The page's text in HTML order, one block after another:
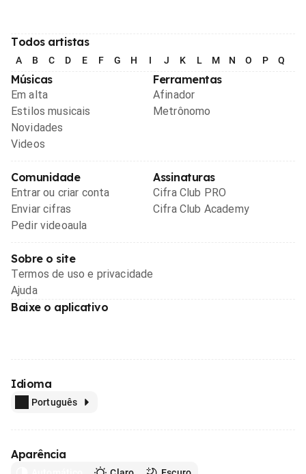
Todos artistas
A B C D E F G H I J K L M N O P Q
Músicas
Em alta
Estilos musicais
Novidades
Videos
Ferramentas
Afinador
Metrônomo
Comunidade
Entrar ou criar conta
Enviar cifras
Pedir videoaula
Assinaturas
Cifra Club PRO
Cifra Club Academy
Sobre o site
Termos de uso e privacidade
Ajuda
Baixe o aplicativo
Idioma
Português
Aparência